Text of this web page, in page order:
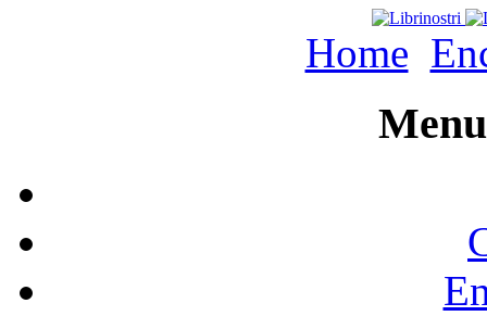
Home